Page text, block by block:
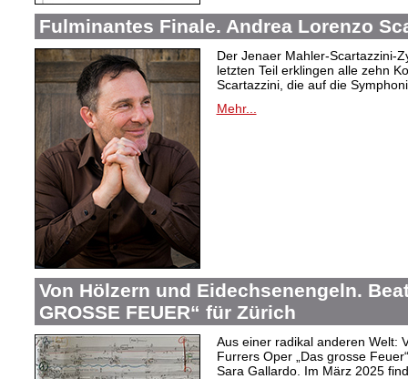
Fulminantes Finale. Andrea Lorenzo
Der Jenaer Mahler-Scartazzini-
letzten Teil erklingen alle zehn
Scartazzini, die auf die
Mehr...
Von Hölzern und Eidechsenengeln.
GROSSE FEUER“ für Zürich
Aus einer radikal anderen Welt:
Furrers Oper „Das grosse
Sara Gallardo. Im März 2025